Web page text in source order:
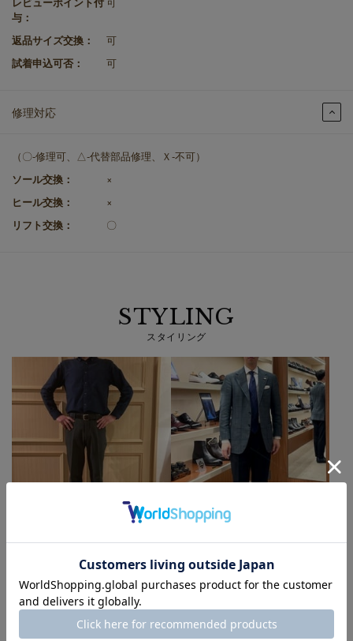
与：
返品サイズ交換：
可
試着申込可否：
可
修理対応
（〇-修理可、△-代替部品修理、Ｘ-不可）
ソール交換：
×
ヒール交換：
×
リフト交換：
〇
STYLING
スタイリング
だいすけ
靴のサイズ：24.5cm
COLLECTION 土岐アウトレ
Wakasa